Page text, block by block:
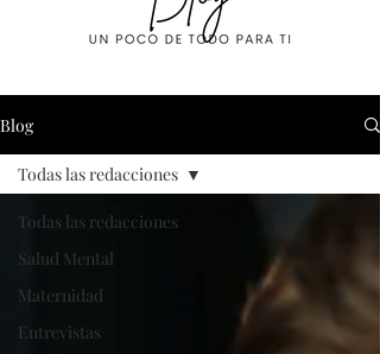
Blog
Todas las redacciones
Salud Mental
Maternidad
Entrevistas
Todas las redacciones